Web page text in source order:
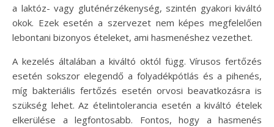
a laktóz- vagy gluténérzékenység, szintén gyakori kiváltó
okok. Ezek esetén a szervezet nem képes megfelelően
lebontani bizonyos ételeket, ami hasmenéshez vezethet.
A kezelés általában a kiváltó októl függ. Vírusos fertőzés
esetén sokszor elegendő a folyadékpótlás és a pihenés,
míg bakteriális fertőzés esetén orvosi beavatkozásra is
szükség lehet. Az ételintolerancia esetén a kiváltó ételek
elkerülése a legfontosabb. Fontos, hogy a hasmenés